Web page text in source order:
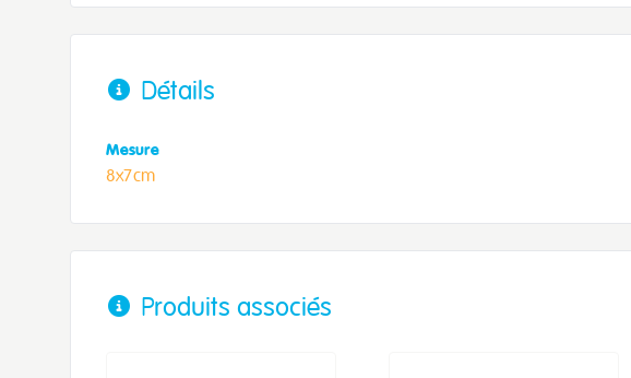
Détails
Mesure
8x7cm
Produits associés